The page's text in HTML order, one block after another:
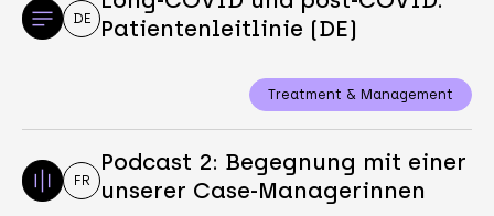
DE
Patientenleitlinie (DE)
Treatment & Management
FR
Podcast 2: Begegnung mit einer
unserer Case-Managerinnen